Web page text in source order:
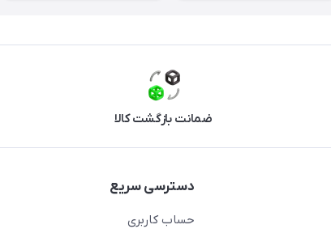
ضمانت بازگشت کالا
دسترسی سریع
حساب کاربری